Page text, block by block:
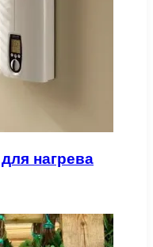
нагрева